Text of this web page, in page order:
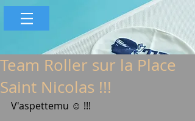
Team Roller sur la Place
Saint Nicolas !!!
V'aspettemu ☺️ !!!